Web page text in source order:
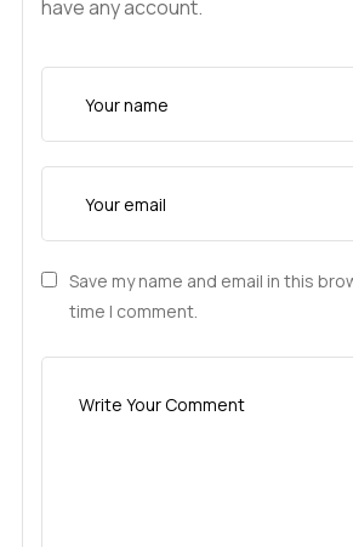
have any account.
Save my name and email in this
time I comment.